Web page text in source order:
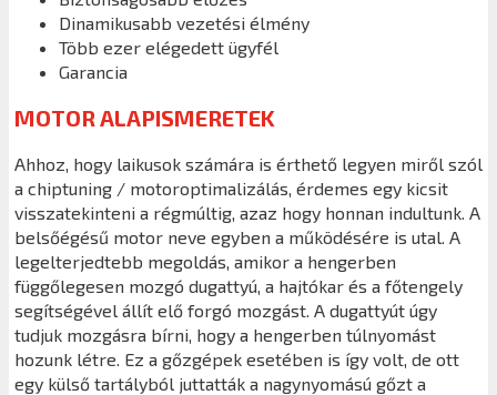
Dinamikusabb vezetési élmény
Több ezer elégedett ügyfél
Garancia
MOTOR ALAPISMERETEK
Ahhoz, hogy laikusok számára is érthető legyen miről szól
a chiptuning / motoroptimalizálás, érdemes egy kicsit
visszatekinteni a régmúltig, azaz hogy honnan indultunk. A
belsőégésű motor neve egyben a működésére is utal. A
legelterjedtebb megoldás, amikor a hengerben
függőlegesen mozgó dugattyú, a hajtókar és a főtengely
segítségével állít elő forgó mozgást. A dugattyút úgy
tudjuk mozgásra bírni, hogy a hengerben túlnyomást
hozunk létre. Ez a gőzgépek esetében is így volt, de ott
egy külső tartályból juttatták a nagynyomású gőzt a